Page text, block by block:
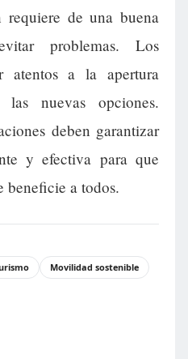
requiere de una buena
problemas. Los
atentos a la apertura
nuevas opciones.
deben garantizar
y efectiva para que
beneficie a todos.
Movilidad sostenible